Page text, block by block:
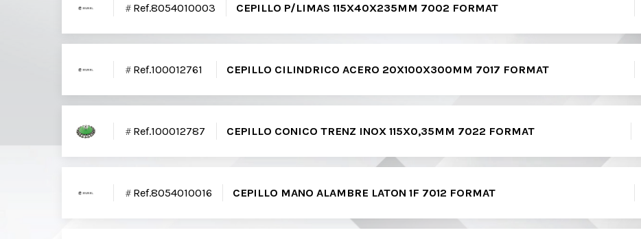
Ref.8054010003 CEPILLO P/LIMAS 115X40X235MM 7002 FORMAT
Ref.100012761 CEPILLO CILINDRICO ACERO 20X100X300MM 7017 FORMAT
Ref.100012787 CEPILLO CONICO TRENZ INOX 115X0,35MM 7022 FORMAT
Ref.8054010016 CEPILLO MANO ALAMBRE LATON 1F 7012 FORMAT